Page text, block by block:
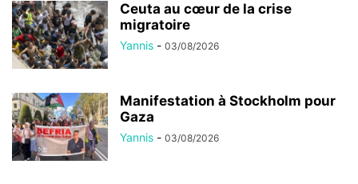
Ceuta au cœur de la crise
migratoire
Yannis - 03/08/2026
Manifestation à Stockholm pour
Gaza
Yannis - 03/08/2026